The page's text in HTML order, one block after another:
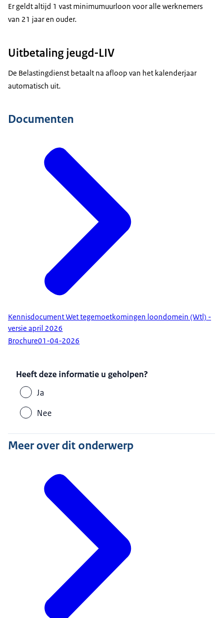
Er geldt altijd 1 vast minimumuurloon voor alle werknemers
van 21 jaar en ouder.
Uitbetaling jeugd-LIV
De Belastingdienst betaalt na afloop van het kalenderjaar
automatisch uit.
Documenten
Kennisdocument Wet tegemoetkomingen loondomein (Wtl) -
versie april 2026
Brochure01-04-2026
Heeft deze informatie u geholpen?
Ja
Nee
Meer over dit onderwerp